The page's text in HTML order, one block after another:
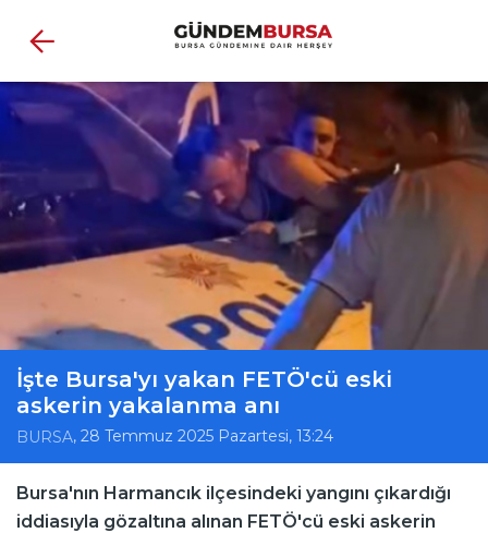
İşte Bursa'yı yakan FETÖ'cü eski
askerin yakalanma anı
BURSA, 28 Temmuz 2025 Pazartesi, 13:24
Bursa'nın Harmancık ilçesindeki yangını çıkardığı
iddiasıyla gözaltına alınan FETÖ'cü eski askerin